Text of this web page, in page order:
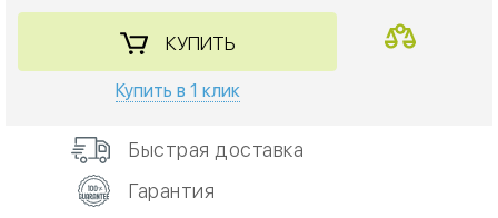
КУПИТЬ
Купить в 1 клик
Быстрая доставка
Гарантия